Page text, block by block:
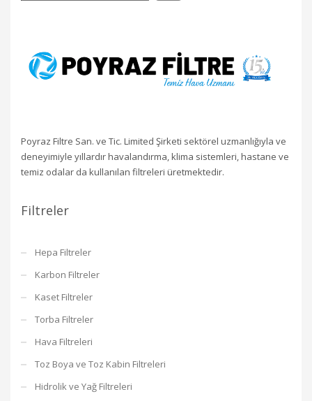
Poyraz Filtre San. ve Tic. Limited Şirketi sektörel uzmanlığıyla ve
deneyimiyle yıllardır havalandırma, klima sistemleri, hastane ve
temiz odalar da kullanılan filtreleri üretmektedir.
Filtreler
Hepa Filtreler
Karbon Filtreler
Kaset Filtreler
Torba Filtreler
Hava Filtreleri
Toz Boya ve Toz Kabin Filtreleri
Hidrolik ve Yağ Filtreleri